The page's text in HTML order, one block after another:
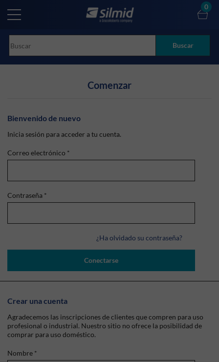
main
Buscar
0
Comenzar
Bienvenido de nuevo
Inicia sesión para acceder a tu cuenta.
Correo electrónico *
Contraseña *
¿Ha olvidado su contraseña?
Conectarse
Crear una cuenta
Agradecemos las inscripciones de clientes que compren para uso
profesional o industrial. Nuestro sitio no ofrece la posibilidad de
comprar para uso doméstico.
Nombre *